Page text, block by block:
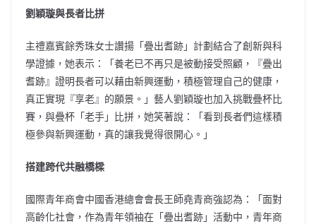
劉穎璇與長者比拼
主禮嘉賓餘秀珠女士讚揚「疊出耆跡」計劃結合了創新與科
學證據，她表示：「養老已不再只是被動接受照顧，『疊出
耆跡』證明長者可以藉由新興運動，積極管理自己的健康，
真正實現『享老』的願景。」藝人劉穎璇也加入挑戰疊杯比
賽，與疊杯「老手」比拼，她笑著說：「看到長者們這樣積
極參與新興運動，真的讓我覺得很開心。」
搭建跨代共融橋樑
國際青年商會中國香港總會會長王師堯青商強認為：「面對
高齡化社會，作為青年領袖在「疊出耆跡」活動中，青年商